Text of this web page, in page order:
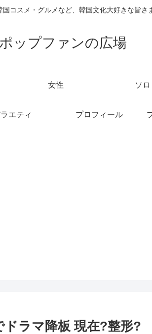
コスメ・グルメなど、韓国文化大好きな皆さ
ップファンの広場
女性 ソロ
エティ プロフィール
ラマ降板 現在?整形?